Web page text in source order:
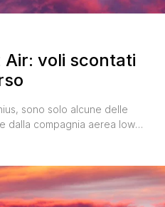
Air: voli scontati
sono solo alcune delle
dalla compagnia aerea low
un biglietto aereo però io ti
Wizz Air che prevede uno